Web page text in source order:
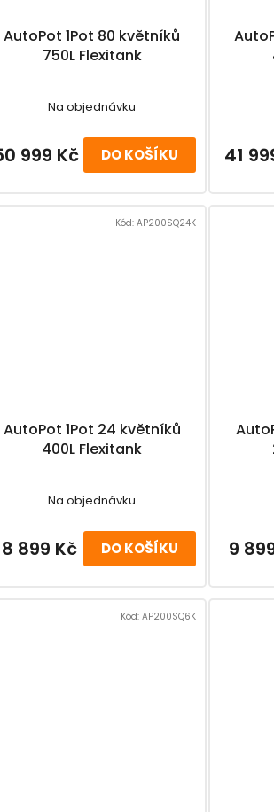
ů
AutoPot 1Pot 80 květníků
750L Flexitank
Na objednávku
DO KOŠÍKU
999 Kč 41
AutoPot 1Pot 24 květníků
400L Flexitank
Na objednávku
DO KOŠÍKU
899 Kč
Kód: AP200SQ24K
9
Kód: AP200SQ6K